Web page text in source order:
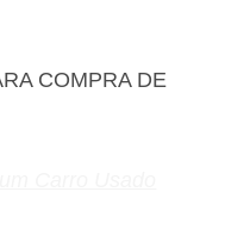
COMPRA DE